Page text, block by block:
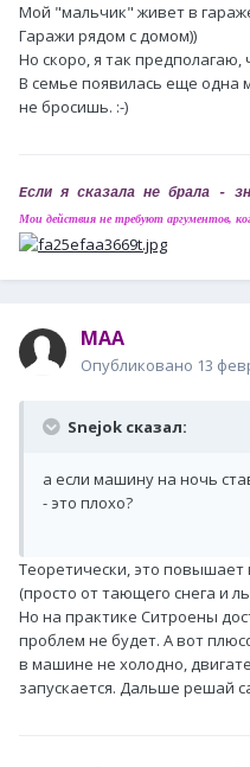
Мой "мальчик" живет в
Гаражи рядом с домом))
Но скоро, я так предполагаю,
В семье появилась еще одна
не бросишь. :-)
Если я сказала не брала -
Мои действия не требуют аргументов,
MAA
Опубликовано 13
Snejok сказал:
а если машину на ночь
- это плохо?
Теоретически, это повышает
(просто от тающего снега и
Но на практике Ситроены
проблем не будет. А вот
в машине не холодно,
запускается. Дальше решай